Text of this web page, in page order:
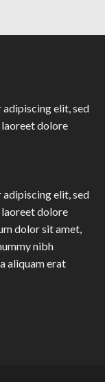
elit, sed
dolore
elit, sed
dolore
dolor sit amet,
nibh
aliquam erat